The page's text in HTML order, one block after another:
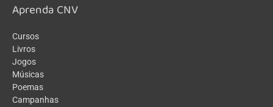
Aprenda CNV
Cursos
Livros
Jogos
Músicas
Poemas
Campanhas